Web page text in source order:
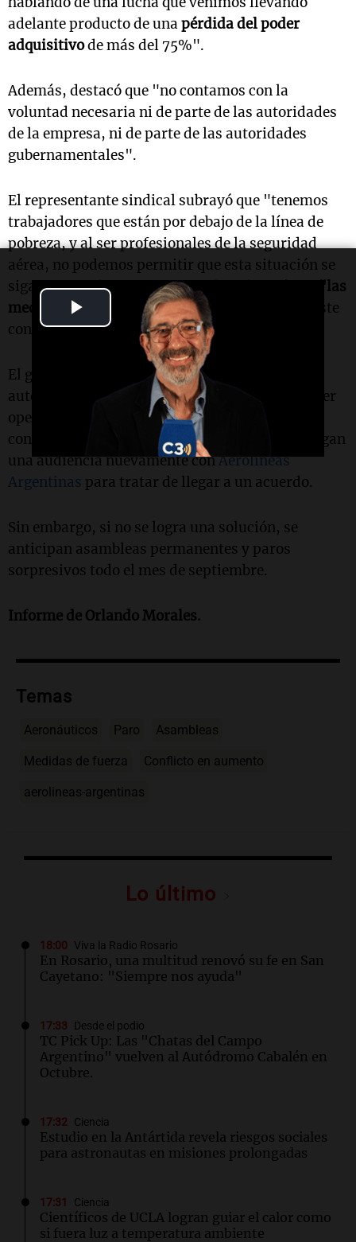
Video
adelante producto de unapérdida del poder
adquisitivode más del 75%".
Además, destacó que "no contamos con la
voluntad necesaria ni de parte de las autoridades
de la empresa, ni de parte de las autoridades
gubernamentales".
El representante sindical subrayó que "tenemos
trabajadores que están por debajo de la línea de
pobreza, y al ser profesionales de la seguridad
aérea, no podemos permitir que esta situación se
siga agravando". En este sentido, advirtió que
"las
medidas de fuerza continuarán
a medida que este
conflicto no encuentre una salida".
El gremio hizo un llamado al diálogo a las
autoridades para resolver las diferencias y poder
operar con normalidad. Según lo que se pudo
conocer, la semana que viene posiblemente tengan
una audiencia nuevamente conAerolíneas
Argentinas para tratar de llegar a un acuerdo.
Sin embargo, si no se logra una solución, se
anticipan asambleas permanentes y paros
sorpresivos todo el mes de septiembre.
Informe de Orlando Morales.
Temas
Aeronáuticos Paro Asambleas
Medidas de fuerza Conflicto en aumento
aerolineas-argentinas
Lo último
18:00 Viva la Radio Rosario
En Rosario, una multitud renovó su fe en San
Cayetano: "Siempre nos ayuda"
17:33 Desde el podio
TC Pick Up: Las "Chatas del Campo
Argentino" vuelven al Autódromo Cabalén en
Octubre.
17:32 Ciencia
Estudio en la Antártida revela riesgos sociales
para astronautas en misiones prolongadas
17:31 Ciencia
Científicos de UCLA logran guiar el calor como
si fuera luz a temperatura ambiente